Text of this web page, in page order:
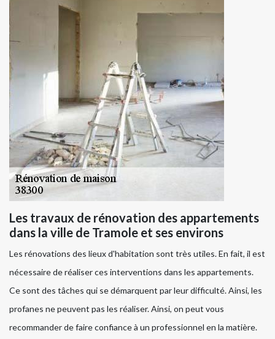
Les travaux de rénovation des appartements
dans la ville de Tramole et ses environs
Les rénovations des lieux d'habitation sont très utiles. En fait, il est
nécessaire de réaliser ces interventions dans les appartements.
Ce sont des tâches qui se démarquent par leur difficulté. Ainsi, les
profanes ne peuvent pas les réaliser. Ainsi, on peut vous
recommander de faire confiance à un professionnel en la matière.